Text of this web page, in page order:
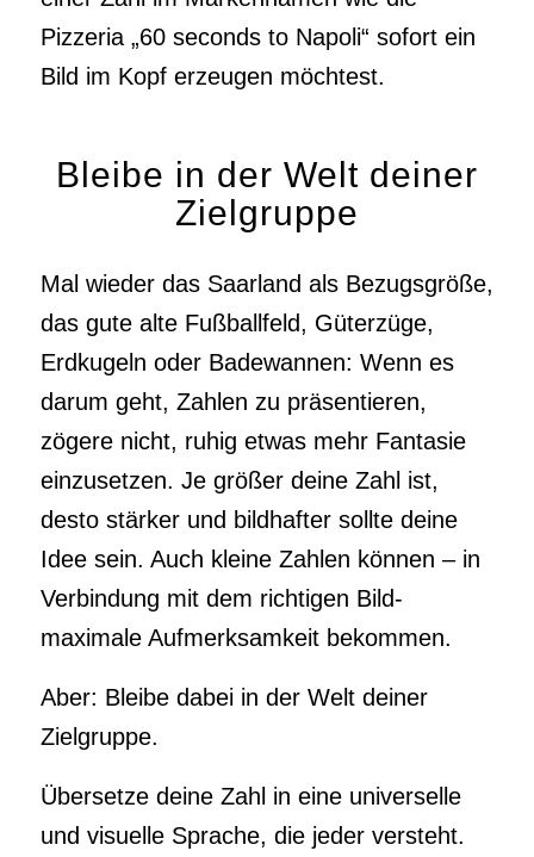
Pizzeria „60 seconds to Napoli“ sofort ein
Bild im Kopf erzeugen möchtest.
Bleibe in der Welt deiner
Zielgruppe
Mal wieder das Saarland als Bezugsgröße,
das gute alte Fußballfeld, Güterzüge,
Erdkugeln oder Badewannen: Wenn es
darum geht, Zahlen zu präsentieren,
zögere nicht, ruhig etwas mehr Fantasie
einzusetzen. Je größer deine Zahl ist,
desto stärker und bildhafter sollte deine
Idee sein. Auch kleine Zahlen können – in
Verbindung mit dem richtigen Bild-
maximale Aufmerksamkeit bekommen.
Aber: Bleibe dabei in der Welt deiner
Zielgruppe.
Übersetze deine Zahl in eine universelle
und visuelle Sprache, die jeder versteht.